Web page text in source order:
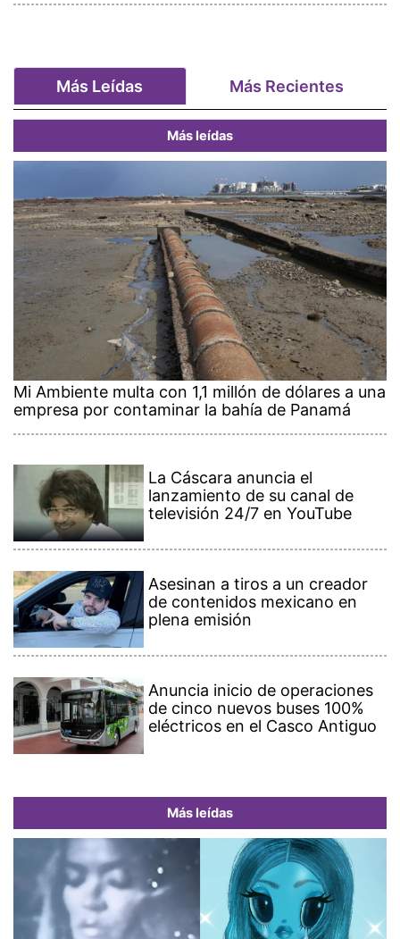
Más Leídas Más Recientes
Más leídas
Mi Ambiente multa con 1,1 millón de dólares a una
empresa por contaminar la bahía de Panamá
La Cáscara anuncia el
lanzamiento de su canal de
televisión 24/7 en YouTube
Asesinan a tiros a un creador
de contenidos mexicano en
plena emisión
Anuncia inicio de operaciones
de cinco nuevos buses 100%
eléctricos en el Casco Antiguo
Más leídas